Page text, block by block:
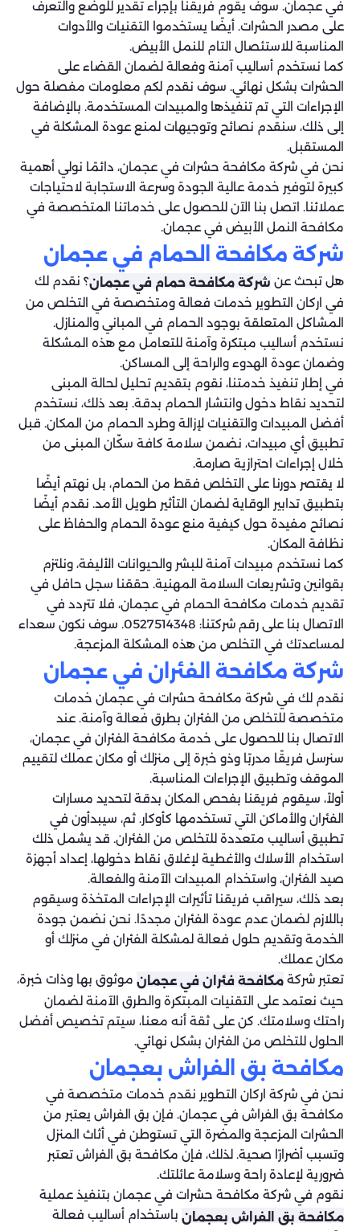
في عجمان. سوف يقوم فريقنا بإجراء تقدير للوضع والتعرف
على مصدر الحشرات. أيضًا يستخدموا التقنيات والأدوات
المناسبة للاستئصال التام للنمل الأبيض.
كما نستخدم أساليب آمنة وفعالة لضمان القضاء على
الحشرات بشكل نهائي. سوف نقدم لكم معلومات مفصلة حول
الإجراءات التي تم تنفيذها والمبيدات المستخدمة. بالإضافة
إلى ذلك، سنقدم نصائح وتوجيهات لمنع عودة المشكلة في
المستقبل.
نحن في شركة مكافحة حشرات في عجمان، دائمًا نولي أهمية
كبيرة لتوفير خدمة عالية الجودة وسرعة الاستجابة لاحتياجات
عملائنا. اتصل بنا الآن للحصول على خدماتنا المتخصصة في
مكافحة النمل الأبيض في عجمان.
شركة مكافحة الحمام في عجمان
هل تبحث عن شركة مكافحة حمام في عجمان؟ نقدم لك
في اركان التطوير خدمات فعالة ومتخصصة في التخلص من
المشاكل المتعلقة بوجود الحمام في المباني والمنازل.
نستخدم أساليب مبتكرة وآمنة للتعامل مع هذه المشكلة
وضمان عودة الهدوء والراحة إلى المساكن.
في إطار تنفيذ خدمتنا، نقوم بتقديم تحليل لحالة المبنى
لتحديد نقاط دخول وانتشار الحمام بدقة. بعد ذلك، نستخدم
أفضل المبيدات والتقنيات لإزالة وطرد الحمام من المكان. قبل
تطبيق أي مبيدات، نضمن سلامة كافة سكّان المبنى من
خلال إجراءات احترازية صارمة.
لا يقتصر دورنا على التخلص فقط من الحمام، بل نهتم أيضًا
بتطبيق تدابير الوقاية لضمان التأثير طويل الأمد. نقدم أيضًا
نصائح مفيدة حول كيفية منع عودة الحمام والحفاظ على
نظافة المكان.
كما نستخدم مبيدات آمنة للبشر والحيوانات الأليفة، ونلتزم
بقوانين وتشريعات السلامة المهنية. حققنا سجل حافل في
تقديم خدمات مكافحة الحمام في عجمان، فلا تتردد في
الاتصال بنا على رقم شركتنا: 0527514348. سوف نكون سعداء
لمساعدتك في التخلص من هذه المشكلة المزعجة.
شركة مكافحة الفئران في عجمان
نقدم لك في شركة مكافحة حشرات في عجمان خدمات
متخصصة للتخلص من الفئران بطرق فعالة وآمنة. عند
الاتصال بنا للحصول على خدمة مكافحة الفئران في عجمان،
سنرسل فريقًا مدربًا وذو خبرة إلى منزلك أو مكان عملك لتقييم
الموقف وتطبيق الإجراءات المناسبة.
أولاً، سيقوم فريقنا بفحص المكان بدقة لتحديد مسارات
الفئران والأماكن التي تستخدمها كأوكار. ثم، سيبدأون في
تطبيق أساليب متعددة للتخلص من الفئران. قد يشمل ذلك
استخدام الأسلاك والأغطية لإغلاق نقاط دخولها، إعداد أجهزة
صيد الفئران، واستخدام المبيدات الآمنة والفعالة.
بعد ذلك، سيراقب فريقنا تأثيرات الإجراءات المتخذة وسيقوم
باللازم لضمان عدم عودة الفئران مجددًا. نحن نضمن جودة
الخدمة وتقديم حلول فعالة لمشكلة الفئران في منزلك أو
مكان عملك.
تعتبر شركة مكافحة فئران في عجمان موثوق بها وذات خبرة،
حيث نعتمد على التقنيات المبتكرة والطرق الآمنة لضمان
راحتك وسلامتك. كن على ثقة أنه معنا، سيتم تخصيص أفضل
الحلول للتخلص من الفئران بشكل نهائي.
مكافحة بق الفراش بعجمان
نحن في شركة اركان التطوير نقدم خدمات متخصصة في
مكافحة بق الفراش في عجمان. فإن بق الفراش يعتبر من
الحشرات المزعجة والمضرة التي تستوطن في أثاث المنزل
وتسبب أضرارًا صحية. لذلك، فإن مكافحة بق الفراش تعتبر
ضرورية لإعادة راحة وسلامة عائلتك.
نقوم في شركة مكافحة حشرات في عجمان بتنفيذ عملية
مكافحة بق الفراش بعجمان باستخدام أساليب فعالة